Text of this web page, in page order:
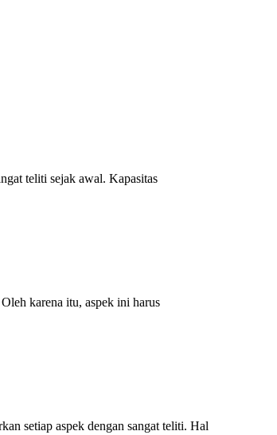
teliti sejak awal. Kapasitas
karena itu, aspek ini harus
setiap aspek dengan sangat teliti. Hal